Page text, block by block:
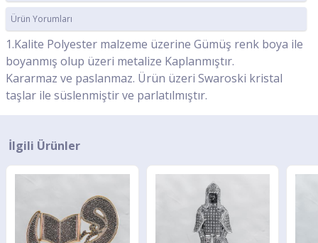
Ürün Yorumları
1.Kalite Polyester malzeme üzerine Gümüş renk boya ile
boyanmış olup üzeri metalize Kaplanmıştır.
Kararmaz ve paslanmaz. Ürün üzeri Swaroski kristal
taşlar ile süslenmiştir ve parlatılmıştır.
İlgili Ürünler